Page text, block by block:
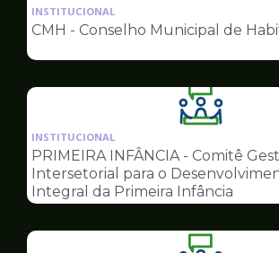
da
pagina
Conselhos
INSTITUCIONAL
CMH - Conselho Municipal de
Ilustração
da
pagina
de
Conselhos
INSTITUCIONAL
PRIMEIRA INFÂNCIA - Comitê
Intersetorial para o
Integral da Primeira Infância